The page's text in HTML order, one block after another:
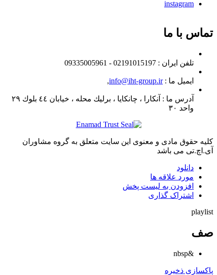
instagram
تماس با ما
تلفن ايران : 02191015197 - 09335005961
ایمیل ما : info@iht-group.ir
,
آدرس ما :
آنكارا ، چانكايا ، برليك محله ، خيابان ٤٤ بلوك ٢٩
واحد ٣٠
کلیه حقوق مادی و معنوی این سایت متعلق به گروه مشاوران
آی.اچ.تی می باشد
دانلود
مورد علاقه ها
افزودن به لیست پخش
اشتراک گذاری
playlist
صف
&nbsp
پاکسازی ذخیره